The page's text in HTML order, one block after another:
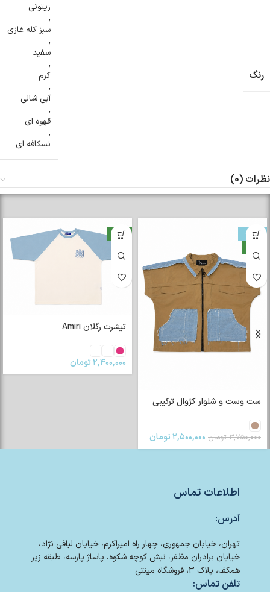
رنگ
زیتونی
,
سبز کله غازی
,
سفید
,
کرم
,
آبی شالی
,
قهوه ای
,
نسکافه ای
نظرات (0)
-33%
ست وست و شلوار کژوال ترکیبی
۳,۷۵۰,۰۰۰ تومان ۲,۵۰۰,۰۰۰تومان
جدید
تیشرت رگلان Amiri
۲,۴۰۰,۰۰۰تومان
اطلاعات تماس
آدرس:
تهران، خیابان جمهوری، چهار راه امیراکرم، خیابان لبافی نژاد،
خیابان برادران مظفر، نبش کوچه شکوه، پاساژ پارسه، طبقه زیر
همکف، پلاک 3، فروشگاه مینتی
تلفن تماس: